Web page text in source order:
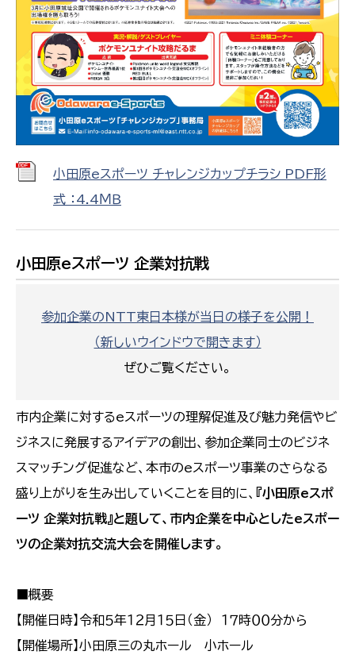
小田原eスポーツ チャレンジカップチラシ PDF形
式 ：4.4ＭＢ
小田原eスポーツ 企業対抗戦
参加企業のNTT東日本様が当日の様子を公開！
（新しいウインドウで開きます）
ぜひご覧ください。
市内企業に対するeスポーツの理解促進及び魅力発信やビ
ジネスに発展するアイデアの創出、参加企業同士のビジネ
スマッチング促進など、本市のeスポーツ事業のさらなる
盛り上がりを生み出していくことを目的に、 『小田原eスポ
ーツ 企業対抗戦』と題して、市内企業を中心としたeスポー
ツの企業対抗交流大会を開催します。
■概要
【開催日時】令和５年１２月１５日（金） １７時００分から
【開催場所】小田原三の丸ホール 小ホール